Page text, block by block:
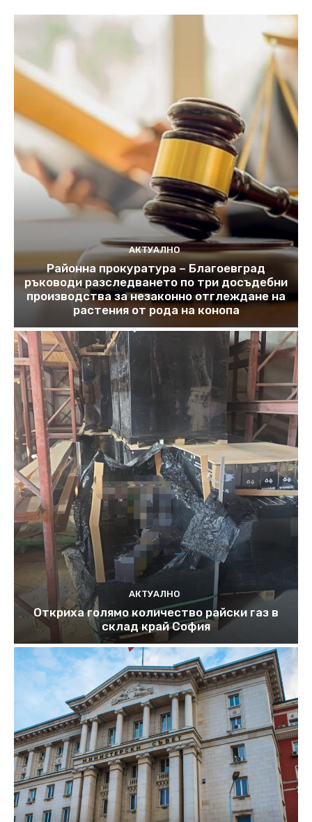
АКТУАЛНО
Районна прокуратура – Благоевград
ръководи разследването по три досъдебни
производства за незаконно отглеждане на
растения от рода на конопа
АКТУАЛНО
Откриха голямо количество райски газ в
склад край София